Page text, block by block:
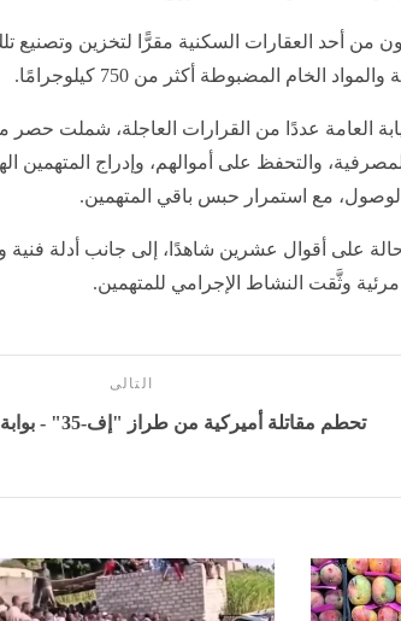
من أحد العقارات السكنية مقرًّا لتخزين وتصنيع
الخام المضبوطة أكثر من 750 كيلوجرامًا.
العامة عددًا من القرارات العاجلة، شملت حصر
والتحفظ على أموالهم، وإدراج المتهمين
مع استمرار حبس باقي المتهمين.
على أقوال عشرين شاهدًا، إلى جانب أدلة
وثَّقت النشاط الإجرامي للمتهمين.
التالى
تحطم مقاتلة أميركية من طراز "إف-35" - بوابة المدينة برس